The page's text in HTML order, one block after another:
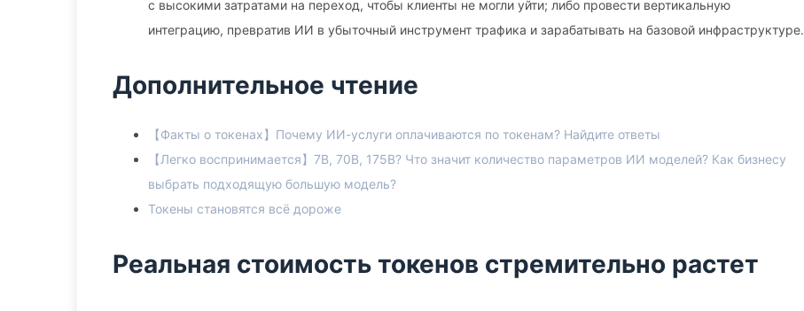
с высокими затратами на переход, чтобы клиенты не могли уйти; либо провести вертикальную
интеграцию, превратив ИИ в убыточный инструмент трафика и зарабатывать на базовой инфраструктуре.
Дополнительное чтение
【Факты о токенах】Почему ИИ-услуги оплачиваются по токенам? Найдите ответы
【Легко воспринимается】7B, 70B, 175B? Что значит количество параметров ИИ моделей? Как бизнесу
выбрать подходящую большую модель?
Токены становятся всё дороже
Реальная стоимость токенов стремительно растет